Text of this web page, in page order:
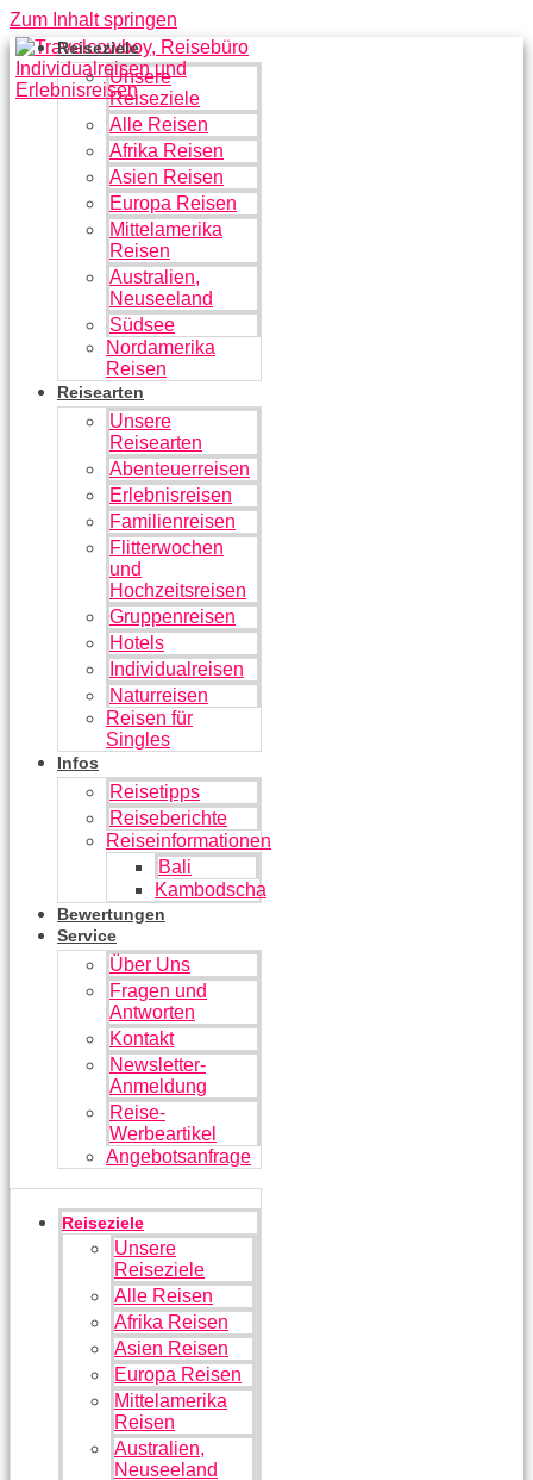
Zum Inhalt springen
Reiseziele
Unsere
Reiseziele
Alle Reisen
Afrika Reisen
Asien Reisen
Europa Reisen
Mittelamerika
Reisen
Australien,
Neuseeland
Südsee
Nordamerika
Reisen
Reisearten
Unsere
Reisearten
Abenteuerreisen
Erlebnisreisen
Familienreisen
Flitterwochen
und
Hochzeitsreisen
Gruppenreisen
Hotels
Individualreisen
Naturreisen
Reisen für
Singles
Infos
Reisetipps
Reiseberichte
Reiseinformationen
Bali
Kambodscha
Bewertungen
Service
Über Uns
Fragen und
Antworten
Kontakt
Newsletter-
Anmeldung
Reise-
Werbeartikel
Angebotsanfrage
Reiseziele
Unsere
Reiseziele
Alle Reisen
Afrika Reisen
Asien Reisen
Europa Reisen
Mittelamerika
Reisen
Australien,
Neuseeland